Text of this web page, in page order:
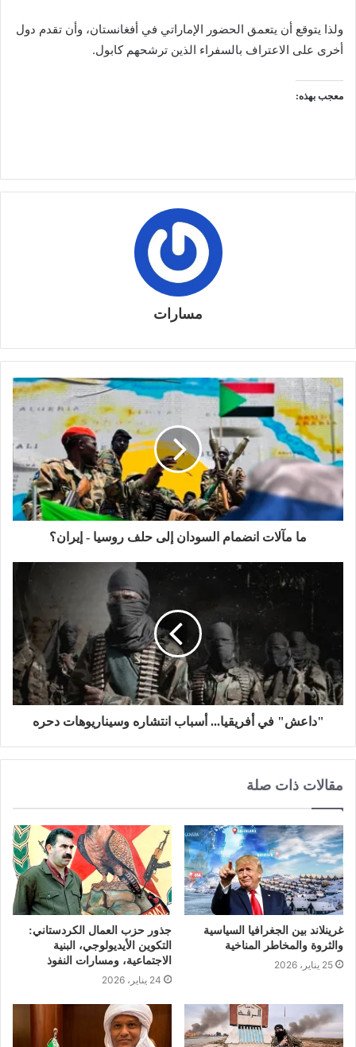
ولذا يتوقع أن يتعمق الحضور الإماراتي في أفغانستان، وأن تقدم دول
أخرى على الاعتراف بالسفراء الذين ترشحهم كابول.
معجب بهذه:
مسارات
ما مآلات انضمام السودان إلى حلف روسيا - إيران؟
"داعش" في أفريقيا... أسباب انتشاره وسيناريوهات دحره
مقالات ذات صلة
غرينلاند بين الجغرافيا السياسية
والثروة والمخاطر المناخية
25 يناير، 2026
جذور حزب العمال الكردستاني:
التكوين الأيديولوجي، البنية
الاجتماعية، ومسارات النفوذ
24 يناير، 2026